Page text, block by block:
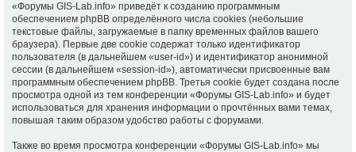
«Форумы GIS-Lab.info» приведёт к созданию программным
обеспечением phpBB определённого числа cookies (небольшие
текстовые файлы, загружаемые в папку временных файлов вашего
браузера). Первые две cookie содержат только идентификатор
пользователя (в дальнейшем «user-id») и идентификатор анонимной
сессии (в дальнейшем «session-id»), автоматически присвоенные вам
программным обеспечением phpBB. Третья cookie будет создана после
просмотра одной из тем конференции «Форумы GIS-Lab.info» и будет
использоваться для хранения информации о прочтённых вами темах,
повышая таким образом удобство работы с форумами.
Также во время просмотра конференции «Форумы GIS-Lab.info» мы